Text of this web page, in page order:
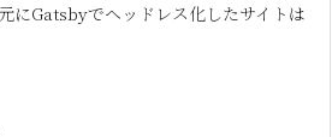
にGatsbyでヘッドレス化したサイトは